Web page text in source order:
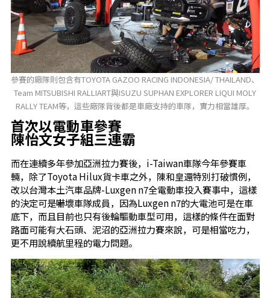
參賽的廠隊則包含有TOYOTA GAZOO RACING INDONESIA/ THAILAND、
Team MITSUBISHI RALLIART與ISUZU SUPHAN EXPLORER LIQUI MOLY
RALLY TEAM等，這些廠隊背後都是車廠支持的車隊，實力相當雄厚。
首次以電動車參賽
陳怡文女子組三連霸
而在連續多年參加亞洲拉力賽後，i-Taiwan車隊今年參賽車
輛，除了Toyota Hilux貨卡車之外，陳和皇還特別打破慣例，
改以台灣本土汽車品牌-Luxgen n7全電動車投入賽事中，這樣
的決定可是嚇壞車隊成員，因為Luxgen n7的大電池可是在車
底下，而且目前也只有後輪驅動車型可用，這樣的條件在面對
路面可能有大石頭、泥沼的亞洲拉力賽來說，可是相當吃力，
更不用說續航里程的電力問題。